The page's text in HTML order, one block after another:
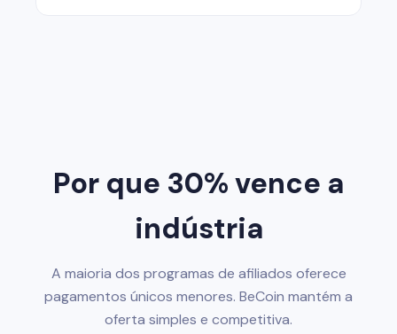
Por que 30% vence a
indústria
A maioria dos programas de afiliados oferece
pagamentos únicos menores. BeCoin mantém a
oferta simples e competitiva.